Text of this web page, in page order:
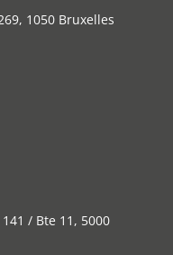
1050 Bruxelles
/ Bte 11, 5000